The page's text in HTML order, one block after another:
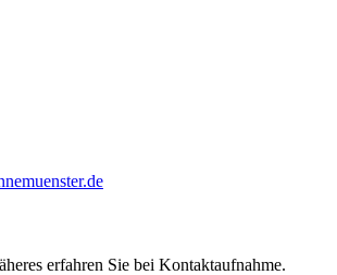
erfahren Sie bei Kontaktaufnahme.